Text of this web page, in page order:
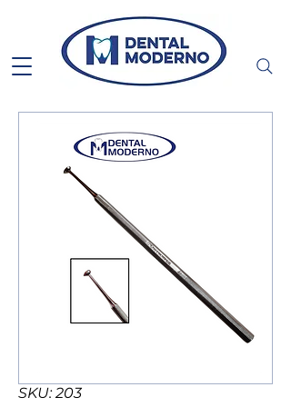
SKU: 203